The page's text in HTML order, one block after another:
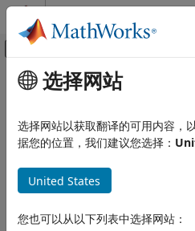
跳到内容
画布外导航菜单切换
文档主页
Simulink Coder
波特率（以位/秒为单位）
描述
主要内容
波特率（以位/秒为
用于串行通信的波特率
模型配置窗格:
硬件实现 /
持包 / 硬件板设置 / 目标硬件资
选择网站
选择网站以获取翻译的可用内容，
据您的位置，我们建议您选择：
United States
您也可以从以下列表中选择网站：